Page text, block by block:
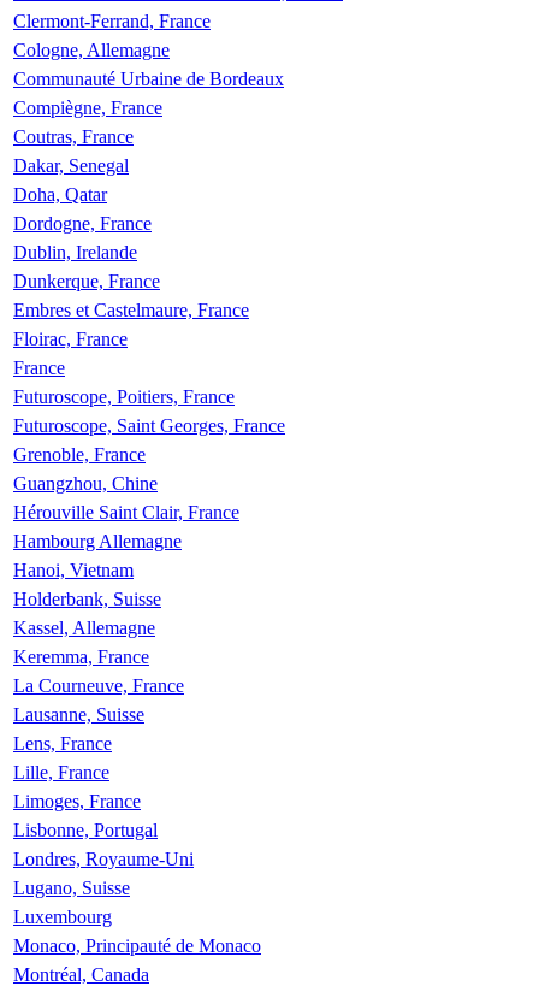
Clermont-Ferrand, France
Cologne, Allemagne
Communauté Urbaine de Bordeaux
Compiègne, France
Coutras, France
Dakar, Senegal
Doha, Qatar
Dordogne, France
Dublin, Irelande
Dunkerque, France
Embres et Castelmaure, France
Floirac, France
France
Futuroscope, Poitiers, France
Futuroscope, Saint Georges, France
Grenoble, France
Guangzhou, Chine
Hérouville Saint Clair, France
Hambourg Allemagne
Hanoi, Vietnam
Holderbank, Suisse
Kassel, Allemagne
Keremma, France
La Courneuve, France
Lausanne, Suisse
Lens, France
Lille, France
Limoges, France
Lisbonne, Portugal
Londres, Royaume-Uni
Lugano, Suisse
Luxembourg
Monaco, Principauté de Monaco
Montréal, Canada